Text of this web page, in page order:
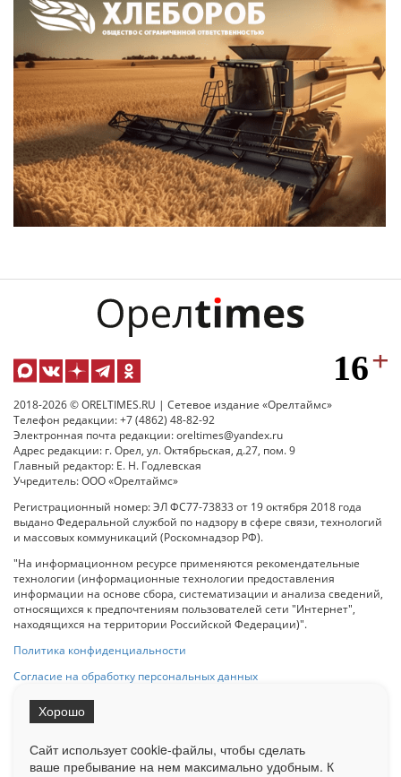
2018-2026 © ORELTIMES.RU | Сетевое издание «Орелтаймс»
Телефон редакции: +7 (4862) 48-82-92
Электронная почта редакции: oreltimes@yandex.ru
Адрес редакции: г. Орел, ул. Октябрьская, д.27, пом. 9
Главный редактор: Е. Н. Годлевская
Учредитель: ООО «Орелтаймс»
Регистрационный номер: ЭЛ ФС77-73833 от 19 октября 2018 года
выдано Федеральной службой по надзору в сфере связи, технологий
и массовых коммуникаций (Роскомнадзор РФ).
"На информационном ресурсе применяются рекомендательные
технологии (информационные технологии предоставления
информации на основе сбора, систематизации и анализа сведений,
относящихся к предпочтениям пользователей сети "Интернет",
находящихся на территории Российской Федерации)".
Политика конфиденциальности
Согласие на обработку персональных данных
При использовании любого материала с данного сайта гипер-ссылка
на Сетевое издание «ОрелТаймс» обязательна.
Сайт использует cookie-файлы, чтобы сделать
ваше пребывание на нем максимально удобным. К
Хорошо